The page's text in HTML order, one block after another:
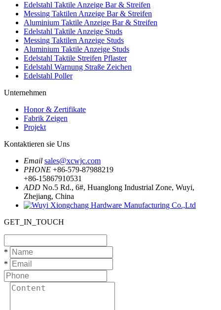
Edelstahl Taktile Anzeige Bar & Streifen
Messing Taktilen Anzeige Bar & Streifen
Aluminium Taktile Anzeige Bar & Streifen
Edelstahl Taktile Anzeige Studs
Messing Taktilen Anzeige Studs
Aluminium Taktile Anzeige Studs
Edelstahl Taktile Streifen Pflaster
Edelstahl Warnung Straße Zeichen
Edelstahl Poller
Unternehmen
Honor & Zertifikate
Fabrik Zeigen
Projekt
Kontaktieren sie Uns
Email sales@xcwjc.com
PHONE +86-579-87988219
+86-15867910531
ADD No.5 Rd., 6#, Huanglong Industrial Zone, Wuyi,
Zhejiang, China
GET_IN_TOUCH
*
*